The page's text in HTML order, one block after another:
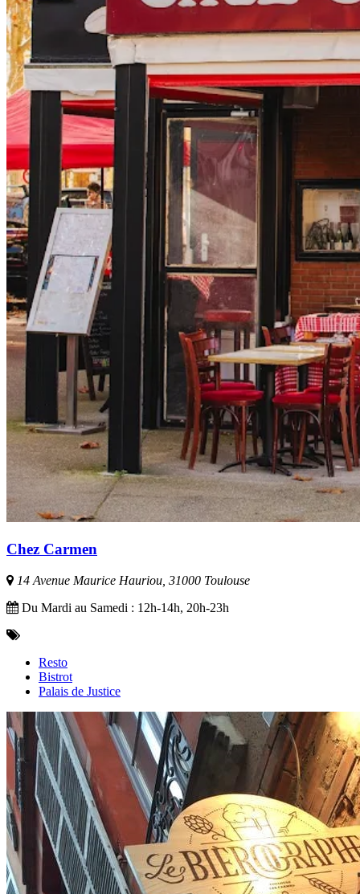
Chez Carmen
14 Avenue Maurice Hauriou, 31000 Toulouse
Du Mardi au Samedi : 12h-14h, 20h-23h
Resto
Bistrot
Palais de Justice